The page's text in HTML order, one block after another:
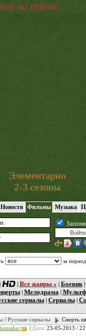
на сайте:
Элементарно
2-3 сезоны
Новости Фильмы Музыка
за
| Все жанры » Боевик|
| Мелодрама
сериалы| Сериалы|
/ Русские сериалы
Смерть
Дата: 23-05-2013 /